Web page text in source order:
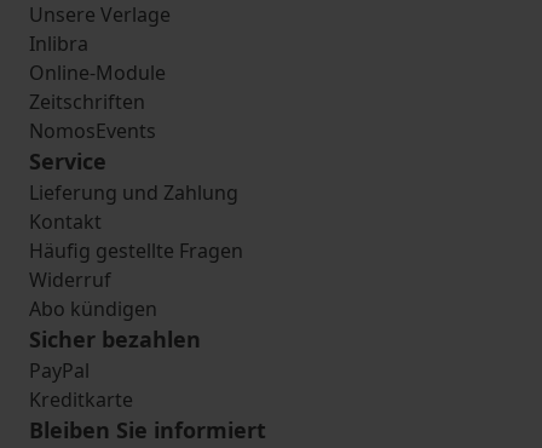
Unsere Verlage
Inlibra
Online-Module
Zeitschriften
NomosEvents
Service
Lieferung und Zahlung
Kontakt
Häufig gestellte Fragen
Widerruf
Abo kündigen
Sicher bezahlen
PayPal
Kreditkarte
Bleiben Sie informiert